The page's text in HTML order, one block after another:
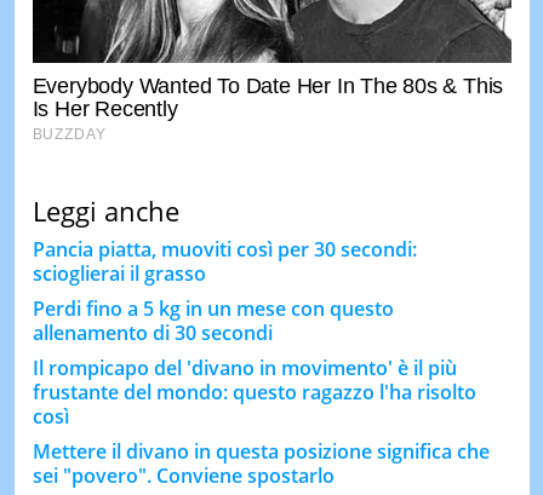
Leggi anche
Pancia piatta, muoviti così per 30 secondi:
scioglierai il grasso
Perdi fino a 5 kg in un mese con questo
allenamento di 30 secondi
Il rompicapo del 'divano in movimento' è il più
frustante del mondo: questo ragazzo l'ha risolto
così
Mettere il divano in questa posizione significa che
sei "povero". Conviene spostarlo